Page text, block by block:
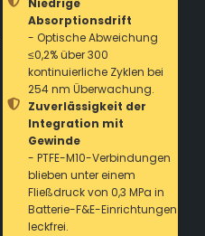
Niedrige
Absorptionsdrift
- Optische Abweichung
≤0,2% über 300
kontinuierliche Zyklen bei
254 nm Überwachung.
Zuverlässigkeit der
Integration mit
Gewinde
- PTFE-M10-Verbindungen
blieben unter einem
Fließdruck von 0,3 MPa in
Batterie-F&E-Einrichtungen
leckfrei.